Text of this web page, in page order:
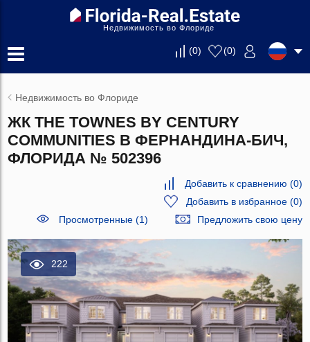
Недвижимость во Флориде
(0) (0)
Недвижимость во Флориде
ЖК THE TOWNES BY CENTURY
COMMUNITIES В ФЕРНАНДИНА-БИЧ,
ФЛОРИДА № 502396
Добавить к сравнению (0)
Добавить в избранное(0)
Просмотренные (1)
Предложить свою цену
222